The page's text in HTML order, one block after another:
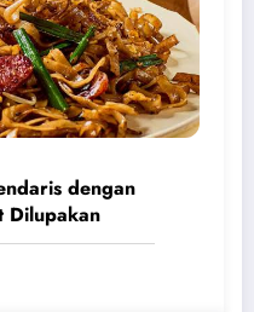
dengan
Dilupakan